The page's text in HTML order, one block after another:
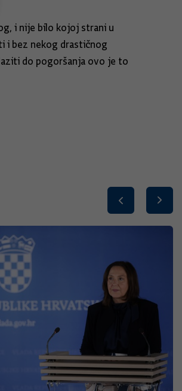
i nije bilo kojoj strani u
i bez nekog drastičnog
do pogoršanja ovo je to